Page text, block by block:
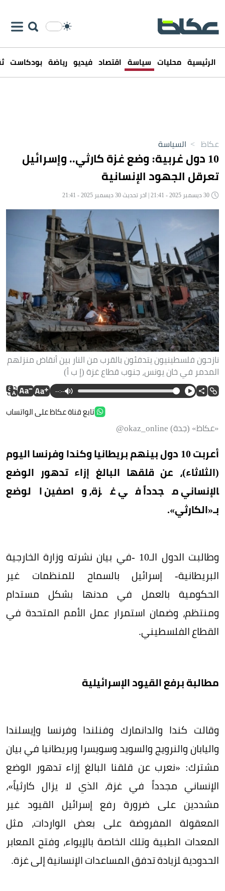
الرئيسية محليات سياسة اقتصاد فيديو رياضة بودكاست
عكاظ > السياسة
10 دول غربية: وضع غزة كارثي.. وإسرائيل
تعرقل الجهود الإنسانية
نازحون فلسطينيون يتدفئون بالقرب من النار بين أنقاض منزلهم
المدمر في خان يونس، جنوب قطاع غزة (إ ب أ)
--:--
تابع قناة عكاظ على الواتساب
«عكاظ» (جدة) okaz_online@
أعربت 10 دول بينهم بريطانيا وكندا وفرنسا اليوم
(الثلاثاء)، عن قلقها البالغ إزاء تدهور الوضع
‍الإنساني مجدداً في غزة، واصفين الوضع
بـ«الكارثي».
وطالبت الدول الـ10 -في بيان نشرته وزارة الخارجية
البريطانية- إسرائيل بالسماح للمنظمات غير
الحكومية بالعمل في مدنها بشكل مستدام
⁠ومنتظم، وضمان استمرار عمل الأمم المتحدة في
القطاع الفلسطيني.
مطالبة برفع القيود الإسرائيلية
وقالت كندا والدانمارك وفنلندا وفرنسا وإيسلندا
واليابان والنرويج والسويد وسويسرا وبريطانيا في بيان
مشترك: «نعرب عن قلقنا البالغ إزاء تدهور الوضع
الإنساني مجدداً في غزة، الذي لا يزال كارثياً»،
مشددين على ضرورة رفع إسرائيل القيود غير
المعقولة المفروضة على بعض الواردات، مثل
المعدات الطبية وتلك الخاصة بالإيواء، وفتح ‍المعابر
الحدودية ‍لزيادة تدفق المساعدات الإنسانية ⁠إلى غزة.